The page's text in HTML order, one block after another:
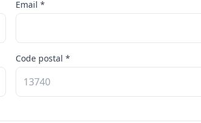
Email *
Code postal *